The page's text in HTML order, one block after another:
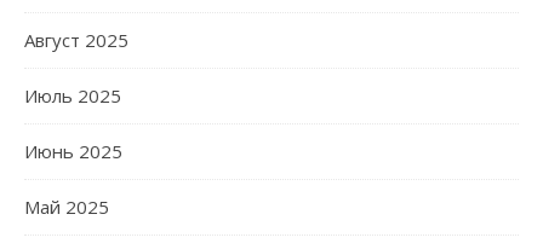
Август 2025
Июль 2025
Июнь 2025
Май 2025